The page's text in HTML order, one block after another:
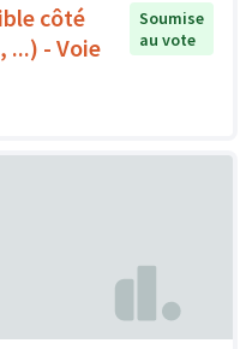
côté
...) - Voie
Soumise
au vote